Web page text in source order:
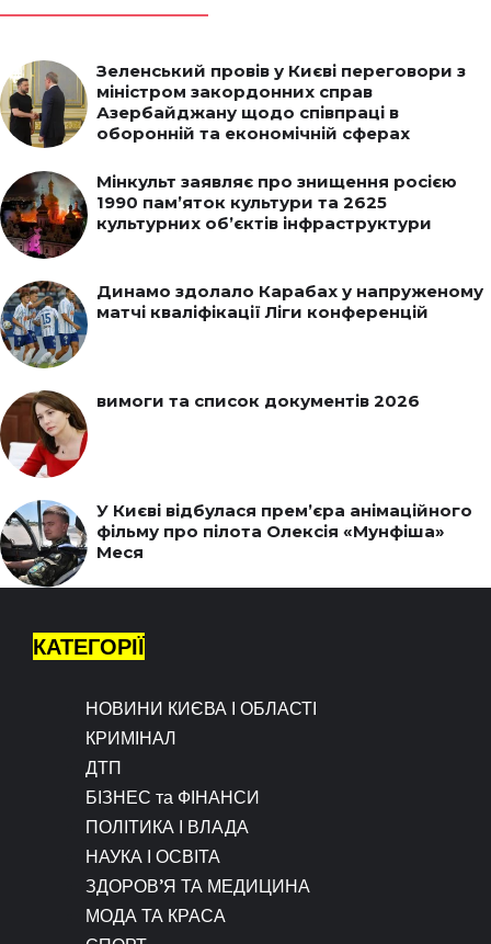
Зеленський провів у Києві переговори з
міністром закордонних справ
Азербайджану щодо співпраці в
оборонній та економічній сферах
Мінкульт заявляє про знищення росією
1990 пам’яток культури та 2625
культурних об’єктів інфраструктури
Динамо здолало Карабах у напруженому
матчі кваліфікації Ліги конференцій
вимоги та список документів 2026
У Києві відбулася прем’єра анімаційного
фільму про пілота Олексія «Мунфіша»
Меся
КАТЕГОРІЇ
НОВИНИ КИЄВА І ОБЛАСТІ
КРИМІНАЛ
ДТП
БІЗНЕС та ФІНАНСИ
ПОЛІТИКА І ВЛАДА
НАУКА І ОСВІТА
ЗДОРОВ’Я ТА МЕДИЦИНА
МОДА ТА КРАСА